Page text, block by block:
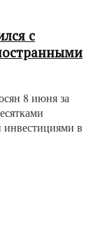
с
8 июня за
инвестициями в